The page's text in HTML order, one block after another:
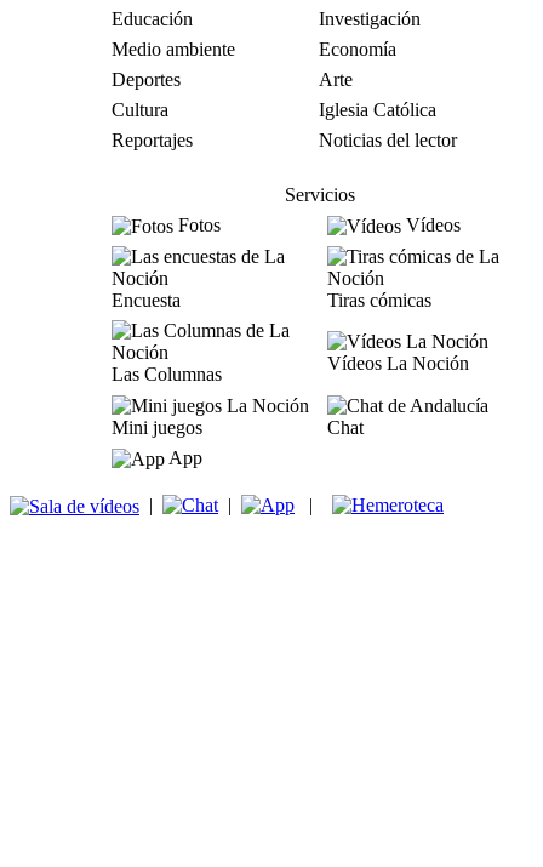
Educación
Investigación
Medio ambiente
Economía
Deportes
Arte
Cultura
Iglesia Católica
Reportajes
Noticias del lector
Servicios
Fotos
Vídeos
Encuesta Tiras cómicas
Las Columnas
Vídeos La Noción
Mini juegos
Chat
App
| | |